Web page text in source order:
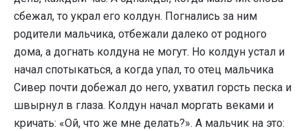
сбежал, то украл его колдун. Погнались за ним
родители мальчика, отбежали далеко от родного
дома, а догнать колдуна не могут. Но колдун устал и
начал спотыкаться, а когда упал, то отец мальчика
Сивер почти добежал до него, ухватил горсть песка и
швырнул в глаза. Колдун начал моргать веками и
кричать: «Ой, что же мне делать?». А мальчик на это: